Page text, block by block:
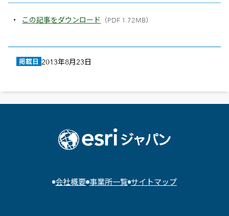
掲載日 2013年8月23日
この記事をダウンロード （PDF 1.72MB）
会社概要 事業所一覧 サイトマップ